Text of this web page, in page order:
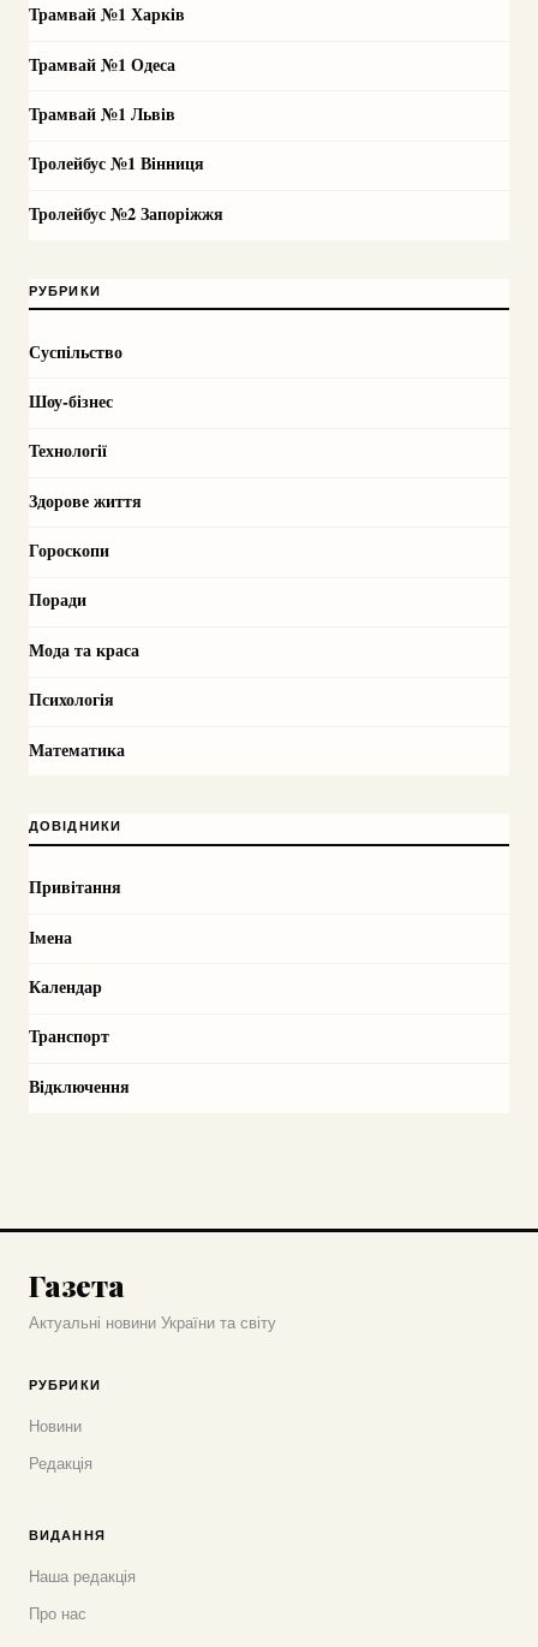
Трамвай №1 Харків
Трамвай №1 Одеса
Трамвай №1 Львів
Тролейбус №1 Вінниця
Тролейбус №2 Запоріжжя
РУБРИКИ
Суспільство
Шоу-бізнес
Технології
Здорове життя
Гороскопи
Поради
Мода та краса
Психологія
Математика
ДОВІДНИКИ
Привітання
Імена
Календар
Транспорт
Відключення
Газета
Актуальні новини України та світу
РУБРИКИ
Новини
Редакція
ВИДАННЯ
Наша редакція
Про нас